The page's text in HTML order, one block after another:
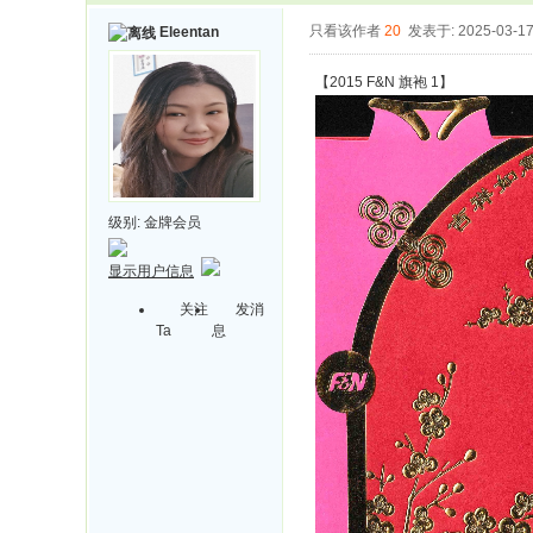
Eleentan
级别: 金牌会员
显示用户信息
关注
Ta
发消
息
只看该作者 20 发表于: 2025-03-17
【2015 F&N 旗袍 1】